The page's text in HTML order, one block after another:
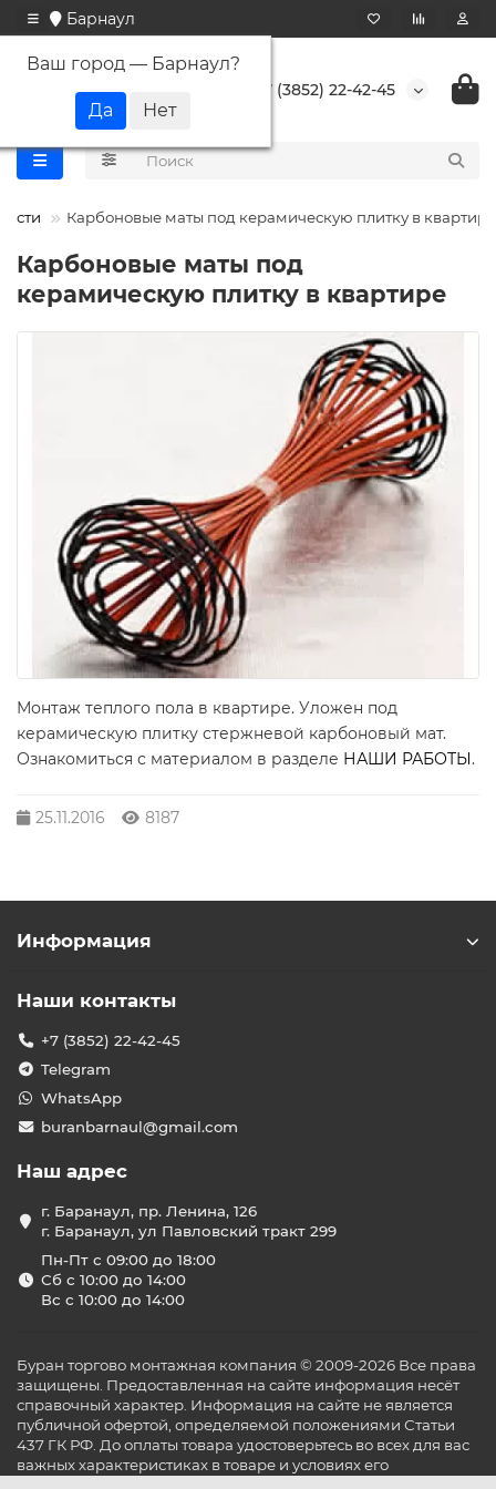
Барнаул
Ваш город — Барнаул?
+7 (3852) 22-42-45
Карбоновые маты под керамическую плитку в квартире
Карбоновые маты под
керамическую плитку в квартире
Монтаж теплого пола в квартире. Уложен под
керамическую плитку стержневой карбоновый мат.
Ознакомиться с материалом в разделе НАШИ РАБОТЫ.
25.11.2016 8187
Информация
Наши контакты
+7 (3852) 22-42-45
Telegram
WhatsApp
buranbarnaul@gmail.com
Наш адрес
г. Баранаул, пр. Ленина, 126
г. Баранаул, ул Павловский тракт 299
Пн-Пт с 09:00 до 18:00
Сб с 10:00 до 14:00
Вс с 10:00 до 14:00
Буран торгово монтажная компания © 2009-2026 Все права
защищены. Предоставленная на сайте информация несёт
справочный характер. Информация на сайте не является
публичной офертой, определяемой положениями Статьи
437 ГК РФ. До оплаты товара удостоверьтесь во всех для вас
важных характеристиках в товаре и условиях его